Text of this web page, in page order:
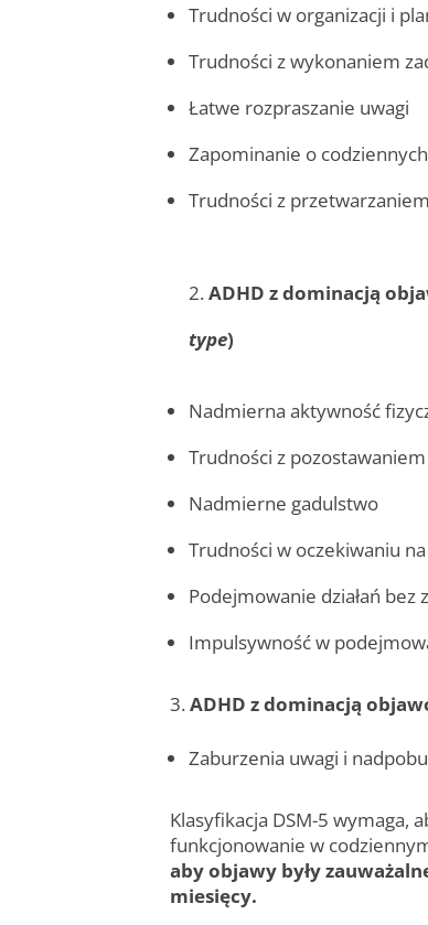
Trudności w organizacji i
Trudności z wykonaniem
Łatwe rozpraszanie uwagi
Zapominanie o
Trudności z
2.ADHD z dominacją
type)
Nadmierna aktywność
Trudności z
Nadmierne gadulstwo
Trudności w oczekiwaniu
Podejmowanie działań
Impulsywność w
3.ADHD z dominacją
Zaburzenia uwagi i
Klasyfikacja DSM-5 wymaga,
funkcjonowanie w
aby objawy były
miesięcy.